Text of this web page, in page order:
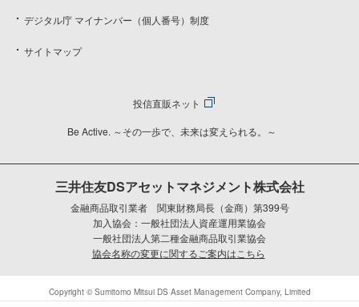
デジタル庁 マイナンバー（個人番号）制度
サイトマップ
投信直販ネット
Be Active. ～その一歩で、未来は変えられる。～
三井住友DSアセットマネジメント株式会社
金融商品取引業者 関東財務局長（金商）第399号
加入協会：一般社団法人資産運用業協会
一般社団法人第二種金融商品取引業協会
協会名称の変更に関するご案内はこちら
Copyright © Sumitomo Mitsui DS Asset Management Company, Limited